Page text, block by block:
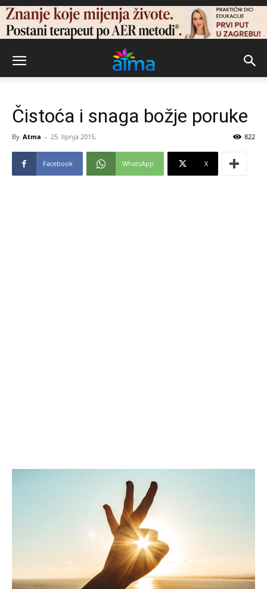
Čistoća i snaga božje poruke
By Atma - 25. lipnja 2015. 822
Facebook WhatsApp X